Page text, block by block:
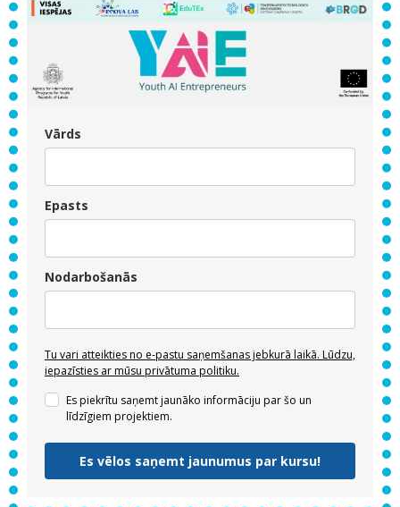
Vārds
Epasts
Nodarbošanās
Tu vari atteikties no e-pastu saņemšanas jebkurā laikā. Lūdzu,
iepazīsties ar mūsu privātuma politiku.
Es piekrītu saņemt jaunāko informāciju par šo un
līdzīgiem projektiem.
Es vēlos saņemt jaunumus par kursu!